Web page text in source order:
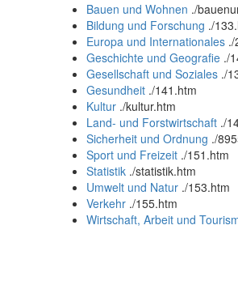
Bauen und Wohnen ./
Bildung und Forschung ./
Europa und Internationales ./
Geschichte und Geografie ./
Gesellschaft und Soziales ./
Gesundheit ./141.htm
Kultur ./kultur.htm
Land- und Forstwirtschaft ./
Sicherheit und Ordnung ./
Sport und Freizeit ./151.htm
Statistik ./statistik.htm
Umwelt und Natur ./153.htm
Verkehr ./155.htm
Wirtschaft, Arbeit und